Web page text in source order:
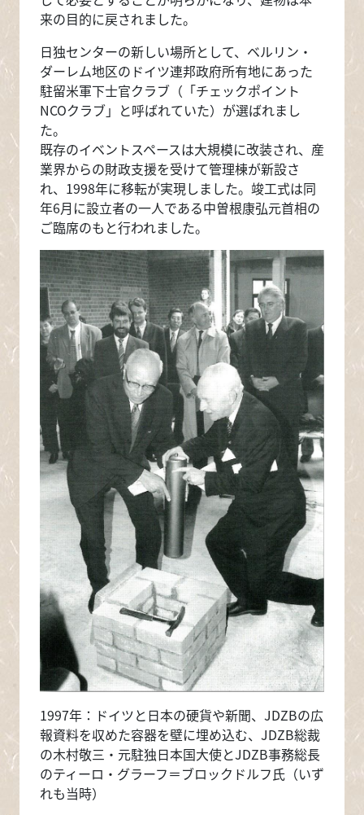
来の目的に戻されました。
日独センターの新しい場所として、ベルリン・
ダーレム地区のドイツ連邦政府所有地にあった
駐留米軍下士官クラブ（「チェックポイント
NCOクラブ」と呼ばれていた）が選ばれまし
た。
既存のイベントスペースは大規模に改装され、産
業界からの財政支援を受けて管理棟が新設さ
れ、1998年に移転が実現しました。竣工式は同
年6月に設立者の一人である中曽根康弘元首相の
ご臨席のもと行われました。
画像
1997年：ドイツと日本の硬貨や新聞、JDZBの広
報資料を収めた容器を壁に埋め込む、JDZB総裁
の木村敬三・元駐独日本国大使とJDZB事務総長
のティーロ・グラーフ＝ブロックドルフ氏（いず
れも当時）